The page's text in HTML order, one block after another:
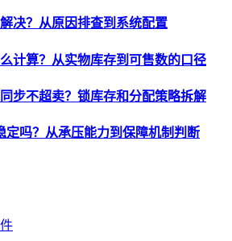
决？从原因排查到系统配置
计算？从实物库存到可售数的口径
步不超卖？锁库存和分配策略拆解
定吗？从承压能力到保障机制判断